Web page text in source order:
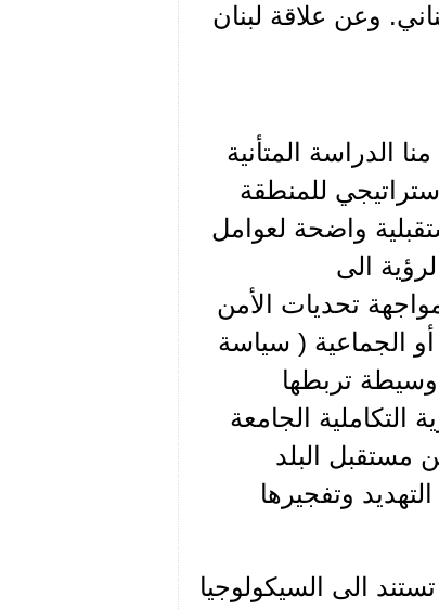
وعن علاقة لبنان
الدراسة المتأنية
للمنطقة
واضحة لعوامل
الى
مواجهة تحديات الأمن
أو الجماعية ( سياسة
وسيطة تربطها
التكاملية الجامعة
مستقبل البلد
وتفجيرها
الى السيكولوجيا